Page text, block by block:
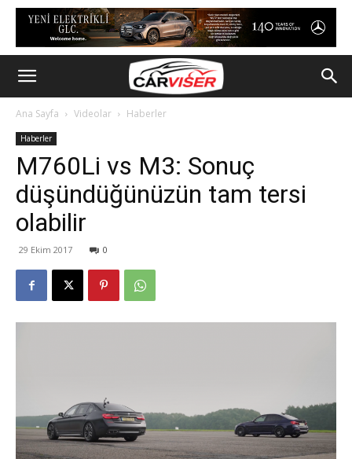
Ana Sayfa Videolar Haberler
Haberler
M760Li vs M3: Sonuç
düşündüğünüzün tam tersi
olabilir
29 Ekim 2017 0